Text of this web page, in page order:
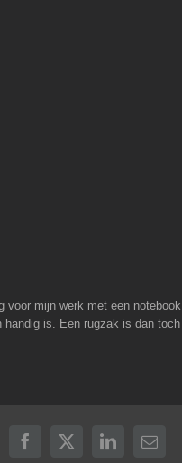
voor mijn werk met een notebook
is. Een rugzak is dan toch
Facebook
X LinkedIn
E-